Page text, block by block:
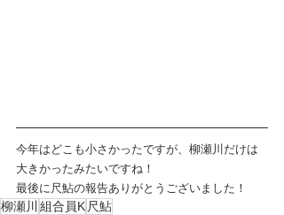
今年はどこも小さかったですが、柳瀬川だけは
大きかったみたいですね！
最後に尺鮎の報告ありがとうございました！
柳瀬川 組合員K 尺鮎